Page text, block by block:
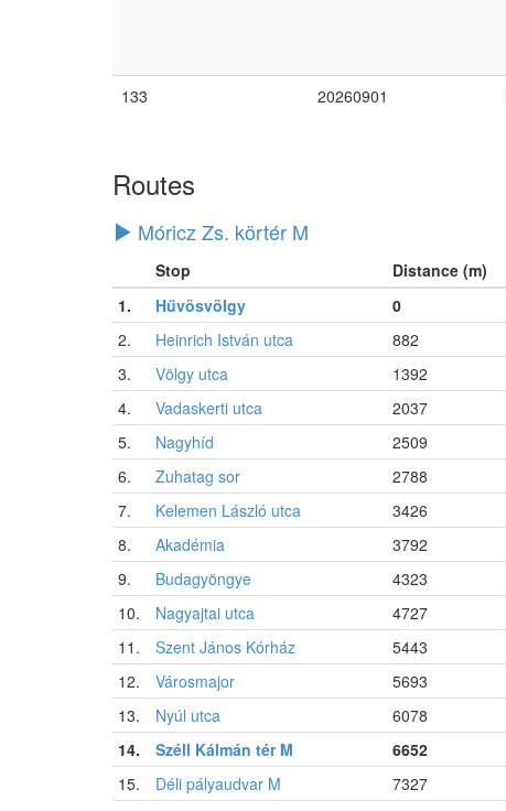
133 20260901
Routes
Móricz Zs. körtér M
Stop
Distance (m)
1.
Hűvösvölgy
0
2.
Heinrich István utca
882
3.
Völgy utca
1392
4.
Vadaskerti utca
2037
5.
Nagyhíd
2509
6.
Zuhatag sor
2788
7.
Kelemen László utca
3426
8.
Akadémia
3792
9.
Budagyöngye
4323
10.
Nagyajtai utca
4727
11.
Szent János Kórház
5443
12.
Városmajor
5693
13.
Nyúl utca
6078
14.
Széll Kálmán tér M
6652
15.
Déli pályaudvar M
7327